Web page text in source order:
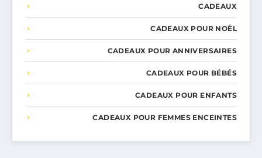
CADEAUX
CADEAUX POUR NOËL
CADEAUX POUR ANNIVERSAIRES
CADEAUX POUR BÉBÉS
CADEAUX POUR ENFANTS
CADEAUX POUR FEMMES ENCEINTES